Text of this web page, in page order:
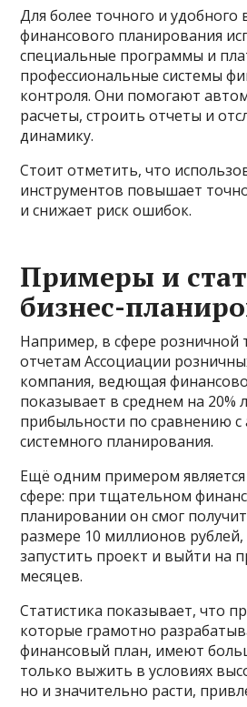
Для более точного и удобного
финансового планирования
специальные программы и
профессиональные системы
контроля. Они помогают
расчеты, строить отчеты и
динамику.
Стоит отметить, что
инструментов повышает
и снижает риск ошибок.
Примеры и
бизнес-
Например, в сфере розничной
отчетам Ассоциации
компания, ведющая
показывает в среднем на 20%
прибыльности по сравнению с
системного планирования.
Ещё одним примером является
сфере: при тщательном
планировании он смог
размере 10 миллионов
запустить проект и выйти на
месяцев.
Статистика показывает, что
которые грамотно
финансовый план, имеют
только выжить в условиях
но и значительно расти,